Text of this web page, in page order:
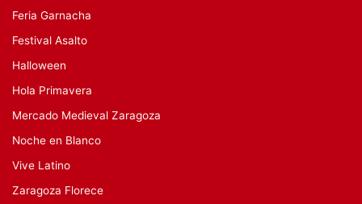
Feria Garnacha
Festival Asalto
Halloween
Hola Primavera
Mercado Medieval Zaragoza
Noche en Blanco
Vive Latino
Zaragoza Florece